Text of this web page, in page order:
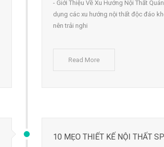
- Giới Thiệu Về Xu Hướng Nội Thất
dụng các xu hướng nội thất độc đáo
nên trải nghi
Read More
10 MẸO THIẾT KẾ NỘI THẤT